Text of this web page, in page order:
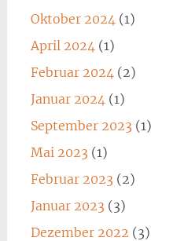
Oktober 2024 (1)
April 2024 (1)
Februar 2024 (2)
Januar 2024 (1)
September 2023 (1)
Mai 2023 (1)
Februar 2023 (2)
Januar 2023 (3)
Dezember 2022 (3)